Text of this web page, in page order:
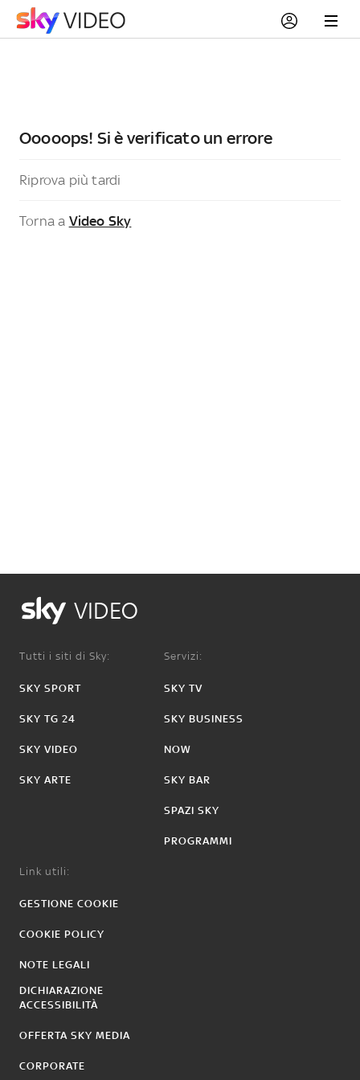
Ooooops! Si è verificato un errore
Riprova più tardi
Torna a Video Sky
VIDEO
Tutti i siti di Sky:
SKY SPORT
SKY TG 24
SKY VIDEO
SKY ARTE
Servizi:
SKY TV
SKY BUSINESS
NOW
SKY BAR
SPAZI SKY
PROGRAMMI
Link utili:
GESTIONE COOKIE
COOKIE POLICY
NOTE LEGALI
DICHIARAZIONE
ACCESSIBILITÀ
OFFERTA SKY MEDIA
CORPORATE